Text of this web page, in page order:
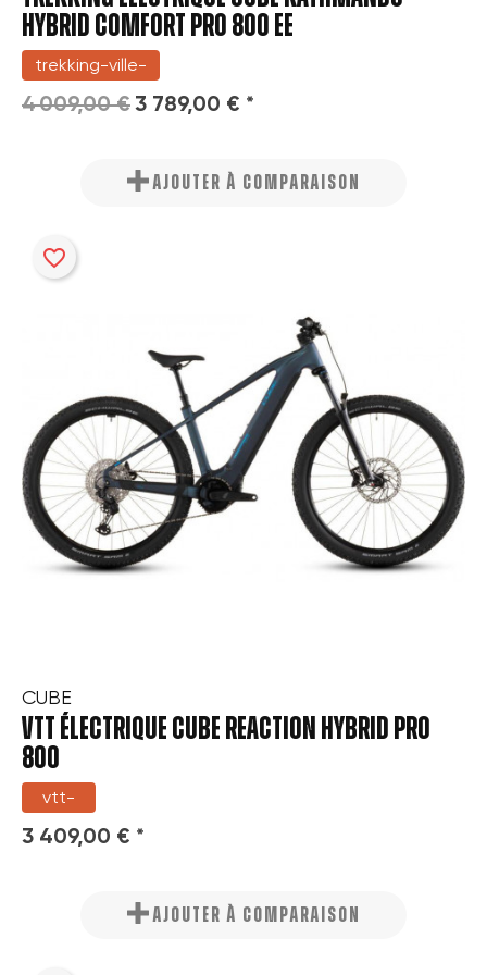
HYBRID COMFORT PRO 800 EE
trekking-ville-
4 009,00 €3 789,00 € *
AJOUTER À COMPARAISON
CUBE
VTT ÉLECTRIQUE CUBE REACTION HYBRID PRO
800
vtt-
3 409,00 € *
favorite_border
AJOUTER À COMPARAISON